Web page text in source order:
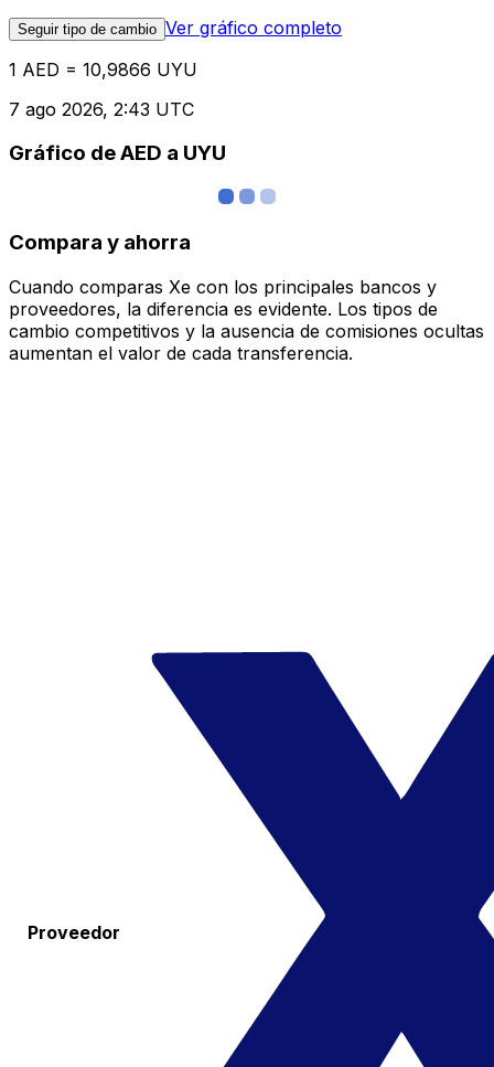
Seguir tipo de cambio Ver gráfico completo
1 AED = 10,9866 UYU
7 ago 2026, 2:43 UTC
Gráfico de AED a UYU
Compara y ahorra
Cuando comparas Xe con los principales bancos y
proveedores, la diferencia es evidente. Los tipos de
cambio competitivos y la ausencia de comisiones ocultas
aumentan el valor de cada transferencia.
Proveedor